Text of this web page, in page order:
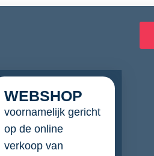
WEBSHOP
voornamelijk gericht
op de online
verkoop van